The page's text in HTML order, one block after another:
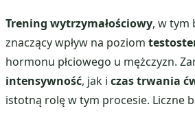
Trening wytrzymałościowy, w tym
znaczący wpływ na poziom
hormonu płciowego u mężczyzn.
intensywność, jak i czas trwania
istotną rolę w tym procesie. Liczne